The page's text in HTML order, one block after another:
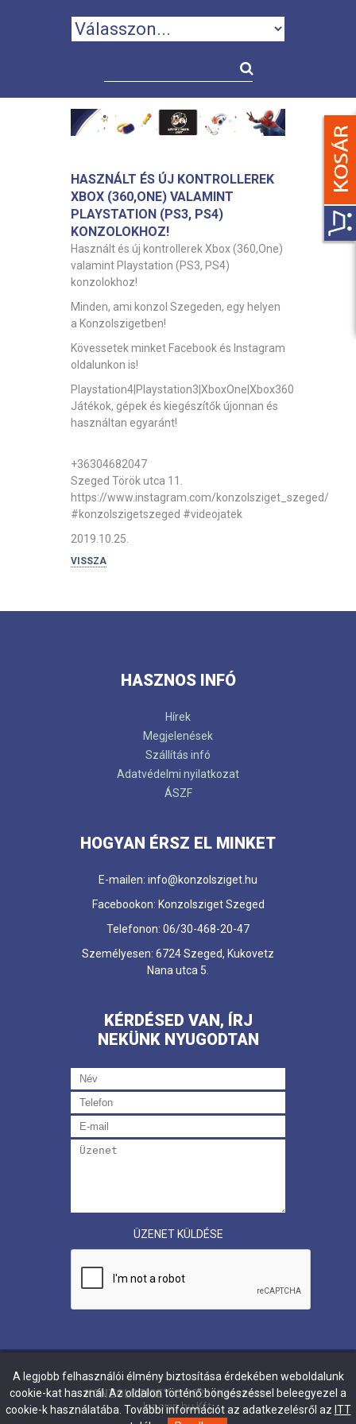
HASZNÁLT ÉS ÚJ KONTROLLEREK
XBOX (360,ONE) VALAMINT
PLAYSTATION (PS3, PS4)
KONZOLOKHOZ!
Használt és új kontrollerek Xbox (360,One)
valamint Playstation (PS3, PS4)
konzolokhoz!
Minden, ami konzol Szegeden, egy helyen
a Konzolszigetben!
Kövessetek minket Facebook és Instagram
oldalunkon is!
Playstation4|Playstation3|XboxOne|Xbox360
Játékok, gépek és kiegészítők újonnan és
használtan egyaránt!
+36304682047
Szeged Török utca 11.
https://www.instagram.com/konzolsziget_szeged/
#konzolszigetszeged #videojatek
2019.10.25.
VISSZA
HASZNOS INFÓ
Hírek
Megjelenések
Szállítás infó
Adatvédelmi nyilatkozat
ÁSZF
HOGYAN ÉRSZ EL MINKET
E-mailen: info@konzolsziget.hu
Facebookon: Konzolsziget Szeged
Telefonon: 06/30-468-20-47
Személyesen: 6724 Szeged, Kukovetz
Nana utca 5.
KÉRDÉSED VAN, ÍRJ
NEKÜNK NYUGODTAN
ÜZENET KÜLDÉSE
KONZOLSZIGET©2026| Készítette:
Innovip.hu Kft.
A legjobb felhasználói élmény biztosítása érdekében weboldalunk
cookie-kat használ. Az oldalon történő böngészéssel beleegyezel a
cookie-k használatába. További információt az adatkezelésről az ITT